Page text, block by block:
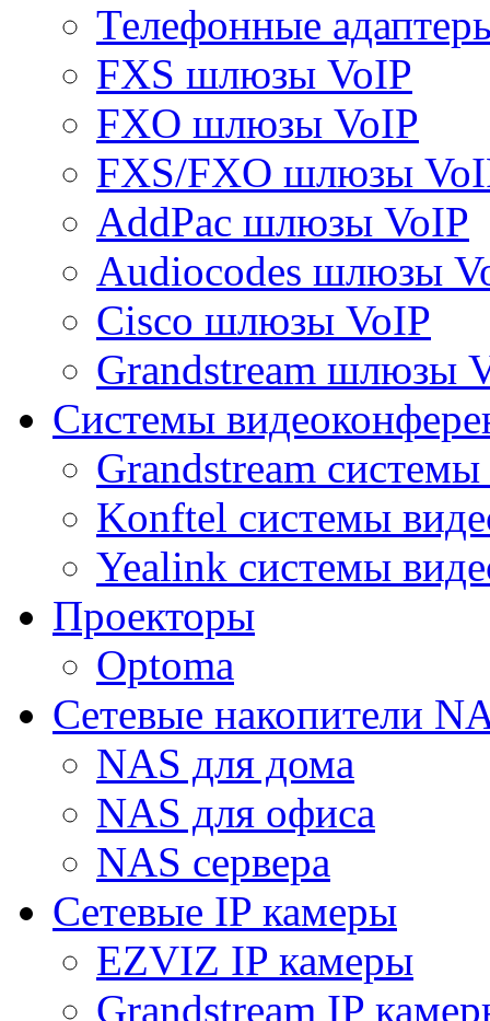
Телефонные
FXS шлюзы VoIP
FXO шлюзы VoIP
FXS/FXO шлюзы
AddPac шлюзы VoIP
Audiocodes шлюзы
Cisco шлюзы VoIP
Grandstream шлюзы
Системы
Grandstream
Konftel системы
Yealink системы
Проекторы
Optoma
Сетевые накопители
NAS для дома
NAS для офиса
NAS сервера
Сетевые IP камеры
EZVIZ IP камеры
Grandstream IP